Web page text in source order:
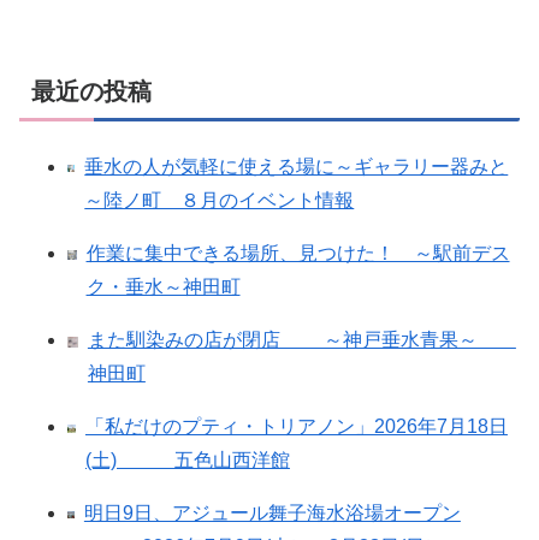
最近の投稿
垂水の人が気軽に使える場に～ギャラリー器みと
～陸ノ町 ８月のイベント情報
作業に集中できる場所、見つけた！ ～駅前デス
ク・垂水～神田町
また馴染みの店が閉店 ～神戸垂水青果～
神田町
「私だけのプティ・トリアノン」2026年7月18日
(土) 五色山西洋館
明日9日、アジュール舞子海水浴場オープン